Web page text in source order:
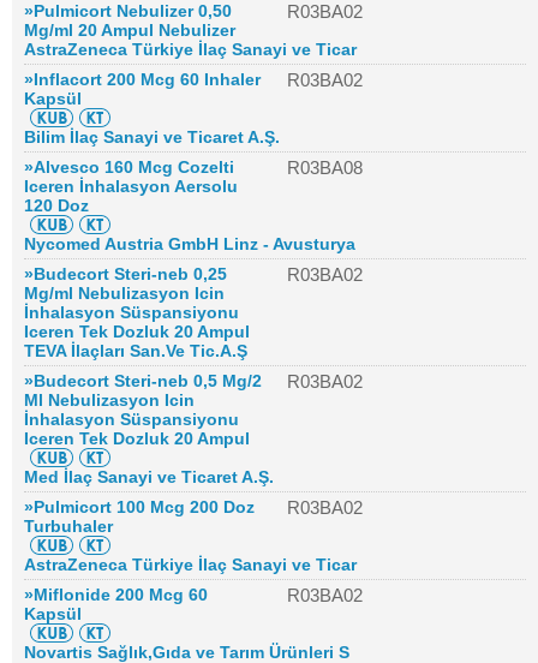
»Pulmicort Nebulizer 0,50
Mg/ml 20 Ampul Nebulizer
R03BA02
AstraZeneca Türkiye İlaç Sanayi ve Ticar
»Inflacort 200 Mcg 60 Inhaler
Kapsül
R03BA02
Bilim İlaç Sanayi ve Ticaret A.Ş.
»Alvesco 160 Mcg Cozelti
Iceren İnhalasyon Aersolu
120 Doz
R03BA08
Nycomed Austria GmbH Linz - Avusturya
»Budecort Steri-neb 0,25
Mg/ml Nebulizasyon Icin
İnhalasyon Süspansiyonu
Iceren Tek Dozluk 20 Ampul
R03BA02
TEVA İlaçları San.Ve Tic.A.Ş
»Budecort Steri-neb 0,5 Mg/2
Ml Nebulizasyon Icin
İnhalasyon Süspansiyonu
Iceren Tek Dozluk 20 Ampul
R03BA02
Med İlaç Sanayi ve Ticaret A.Ş.
»Pulmicort 100 Mcg 200 Doz
Turbuhaler
R03BA02
AstraZeneca Türkiye İlaç Sanayi ve Ticar
»Miflonide 200 Mcg 60
Kapsül
R03BA02
Novartis Sağlık,Gıda ve Tarım Ürünleri S